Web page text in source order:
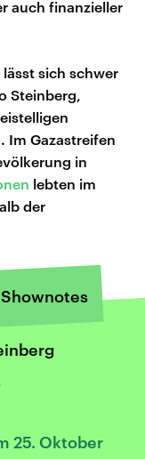
auch finanzieller
sich schwer
Steinberg,
Im Gazastreifen
in
lebten im
der
Shownotes
25. Oktober